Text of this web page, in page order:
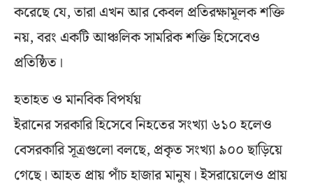
করেছে যে, তারা এখন আর কেবল প্রতিরক্ষামূলক শক্তি
নয়, বরং একটি আঞ্চলিক সামরিক শক্তি হিসেবেও
প্রতিষ্ঠিত।
হতাহত ও মানবিক বিপর্যয়
ইরানের সরকারি হিসেবে নিহতের সংখ্যা ৬১০ হলেও
বেসরকারি সূত্রগুলো বলছে, প্রকৃত সংখ্যা ৯০০ ছাড়িয়ে
গেছে। আহত প্রায় পাঁচ হাজার মানুষ। ইসরায়েলেও প্রায়